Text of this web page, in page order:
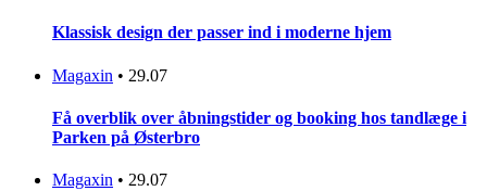
Klassisk design der passer ind i moderne hjem
Magaxin • 29.07
Få overblik over åbningstider og booking hos tandlæge i
Parken på Østerbro
Magaxin • 29.07